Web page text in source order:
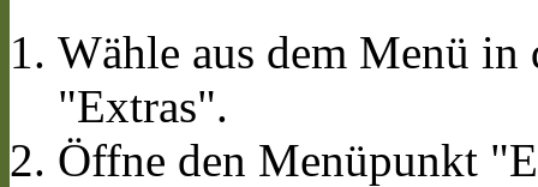
Wähle aus dem Menü
"Extras".
Öffne den Menüpunkt